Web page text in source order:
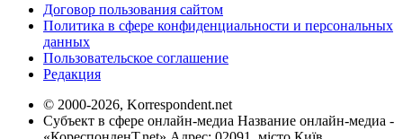
Договор пользования сайтом
Политика в сфере конфиденциальности и персональных
данных
Пользовательское соглашение
Редакция
© 2000-2026, Korrespondent.net
Субъект в сфере онлайн-медиа Название онлайн-медиа -